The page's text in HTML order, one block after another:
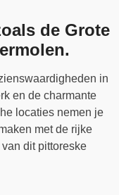
de Grote
in
en de charmante
locaties nemen je
met de rijke
dit pittoreske